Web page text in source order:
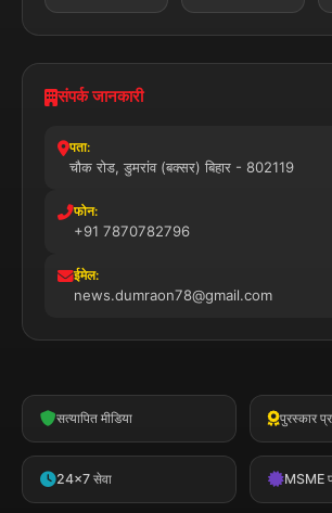
संपर्क जानकारी
पता:
चौक रोड, डुमरांव (बक्सर) बिहार - 802119
फोन:
+91 7870782796
ईमेल:
news.dumraon78@gmail.com
सत्यापित मीडिया पुरस्कार
24x7 सेवा MSME